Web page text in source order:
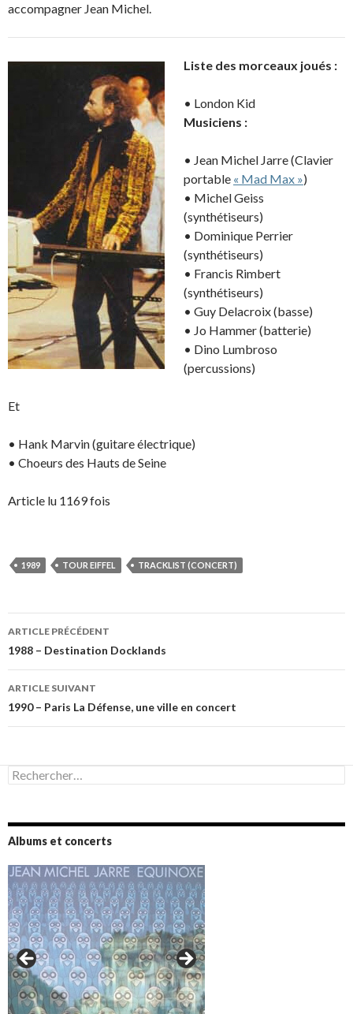
accompagner Jean Michel.
Liste des morceaux joués :
• London Kid
Musiciens :
• Jean Michel Jarre (Clavier
portable « Mad Max »)
• Michel Geiss
(synthétiseurs)
• Dominique Perrier
(synthétiseurs)
• Francis Rimbert
(synthétiseurs)
• Guy Delacroix (basse)
• Jo Hammer (batterie)
• Dino Lumbroso
(percussions)
Et
• Hank Marvin (guitare électrique)
• Choeurs des Hauts de Seine
Article lu 1169 fois
1989 TOUR EIFFEL TRACKLIST (CONCERT)
Navigation
des
articles
ARTICLE PRÉCÉDENT
1988 – Destination Docklands
ARTICLE SUIVANT
1990 – Paris La Défense, une ville en concert
Rechercher :
Albums et concerts